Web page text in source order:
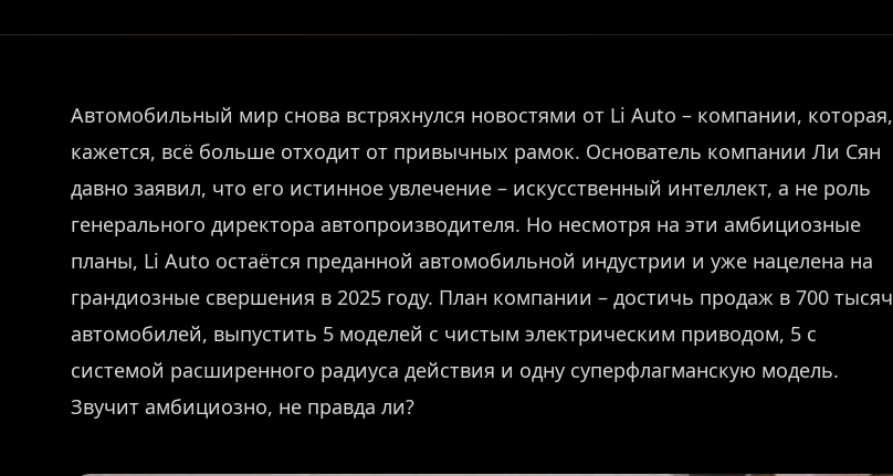
Автомобильный мир снова встряхнулся новостями от Li Auto – компании, которая,
кажется, всё больше отходит от привычных рамок. Основатель компании Ли Сян
давно заявил, что его истинное увлечение – искусственный интеллект, а не роль
генерального директора автопроизводителя. Но несмотря на эти амбициозные
планы, Li Auto остаётся преданной автомобильной индустрии и уже нацелена на
грандиозные свершения в 2025 году. План компании – достичь продаж в 700 тысяч
автомобилей, выпустить 5 моделей с чистым электрическим приводом, 5 с
системой расширенного радиуса действия и одну суперфлагманскую модель.
Звучит амбициозно, не правда ли?